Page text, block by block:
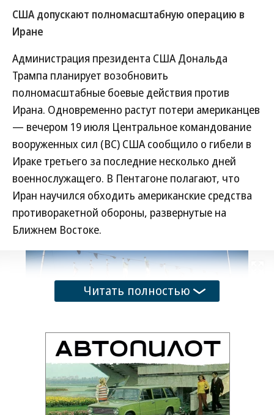
США допускают полномасштабную операцию в
Иране
Администрация президента США Дональда
Трампа планирует возобновить
полномасштабные боевые действия против
Ирана. Одновременно растут потери американцев
— вечером 19 июля Центральное командование
вооруженных сил (ВС) США сообщило о гибели в
Ираке третьего за последние несколько дней
военнослужащего. В Пентагоне полагают, что
Иран научился обходить американские средства
противоракетной обороны, развернутые на
Ближнем Востоке.
Читать полностью